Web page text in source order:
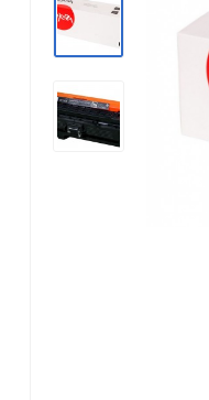
Kyocera Mita
OKI